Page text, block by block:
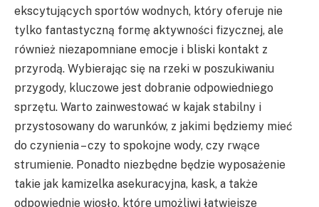
ekscytujących sportów wodnych, który oferuje nie
tylko fantastyczną formę aktywności fizycznej, ale
również niezapomniane emocje i bliski kontakt z
przyrodą. Wybierając się na rzeki w poszukiwaniu
przygody, kluczowe jest dobranie odpowiedniego
sprzętu. Warto zainwestować w kajak stabilny i
przystosowany do warunków, z jakimi będziemy mieć
do czynienia – czy to spokojne wody, czy rwące
strumienie. Ponadto niezbędne będzie wyposażenie
takie jak kamizelka asekuracyjna, kask, a także
odpowiednie wiosło, które umożliwi łatwiejsze